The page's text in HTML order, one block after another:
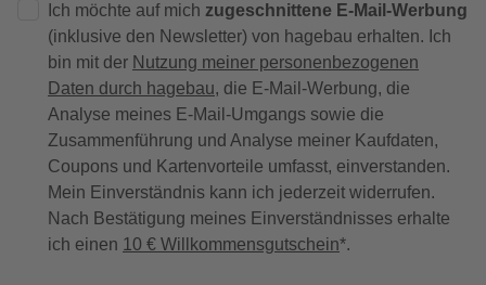
Ich möchte auf mich zugeschnittene E-Mail-Werbung
(inklusive den Newsletter) von hagebau erhalten. Ich
bin mit der Nutzung meiner personenbezogenen
Daten durch hagebau, die E-Mail-Werbung, die
Analyse meines E-Mail-Umgangs sowie die
Zusammenführung und Analyse meiner Kaufdaten,
Coupons und Kartenvorteile umfasst, einverstanden.
Mein Einverständnis kann ich jederzeit widerrufen.
Nach Bestätigung meines Einverständnisses erhalte
ich einen 10 € Willkommensgutschein*.